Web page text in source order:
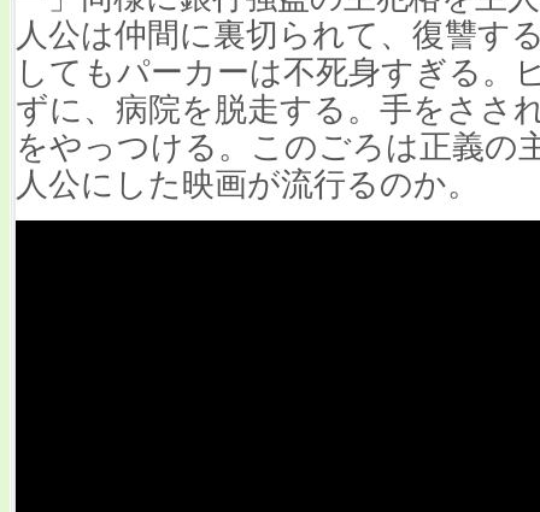
人公は仲間に裏切られて、復讐す
してもパーカーは不死身すぎる。
ずに、病院を脱走する。手をささ
をやっつける。このごろは正義の
人公にした映画が流行るのか。